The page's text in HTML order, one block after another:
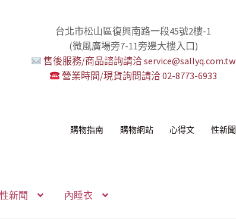
台北市松山區復興南路一段45號2樓-1
(微風廣場旁7-11旁邊大樓入口)
售後服務/商品諮詢請洽 service@sallyq.com.tw
營業時間/現貨詢問請洽 02-8773-6933
購物指南 購物網站 心得文 性新聞
性新聞 內睡衣